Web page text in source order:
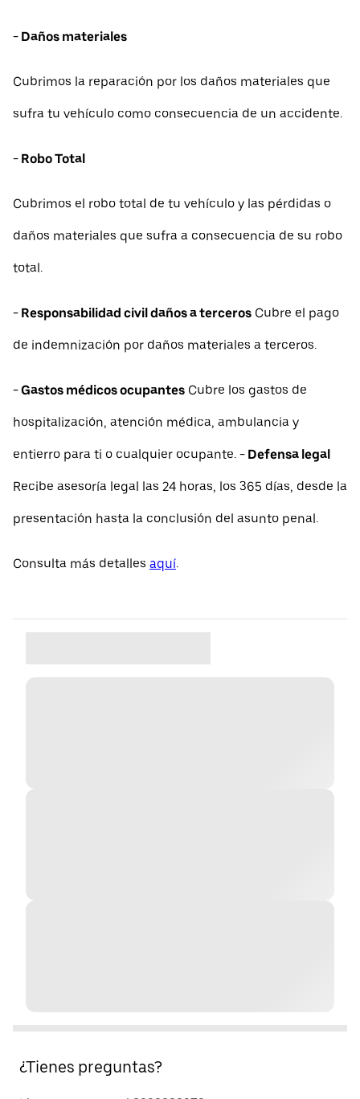
- Daños materiales
Cubrimos la reparación por los daños materiales que
sufra tu vehículo como consecuencia de un accidente.
- Robo Total
Cubrimos el robo total de tu vehículo y las pérdidas o
daños materiales que sufra a consecuencia de su robo
total.
- Responsabilidad civil daños a terceros Cubre el pago
de indemnización por daños materiales a terceros.
- Gastos médicos ocupantes Cubre los gastos de
hospitalización, atención médica, ambulancia y
entierro para ti o cualquier ocupante. - Defensa legal
Recibe asesoría legal las 24 horas, los 365 días, desde la
presentación hasta la conclusión del asunto penal.
Consulta más detalles aquí.
¿Tienes preguntas?